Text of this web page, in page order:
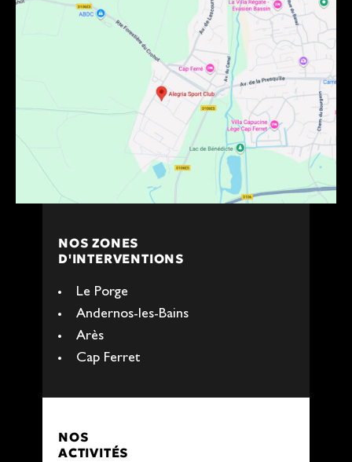
NOS ZONES
D'INTERVENTIONS
Le Porge
Andernos-les-Bains
Arès
Cap Ferret
NOS
ACTIVITÉS